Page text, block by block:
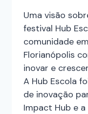
Uma visão
festival Hub
comunidade
Florianópolis
inovar e
A Hub Escola
de inovação
Impact Hub e